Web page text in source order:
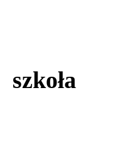
szkoła